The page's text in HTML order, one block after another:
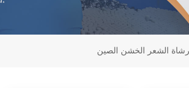
الشعر الخشن الصين